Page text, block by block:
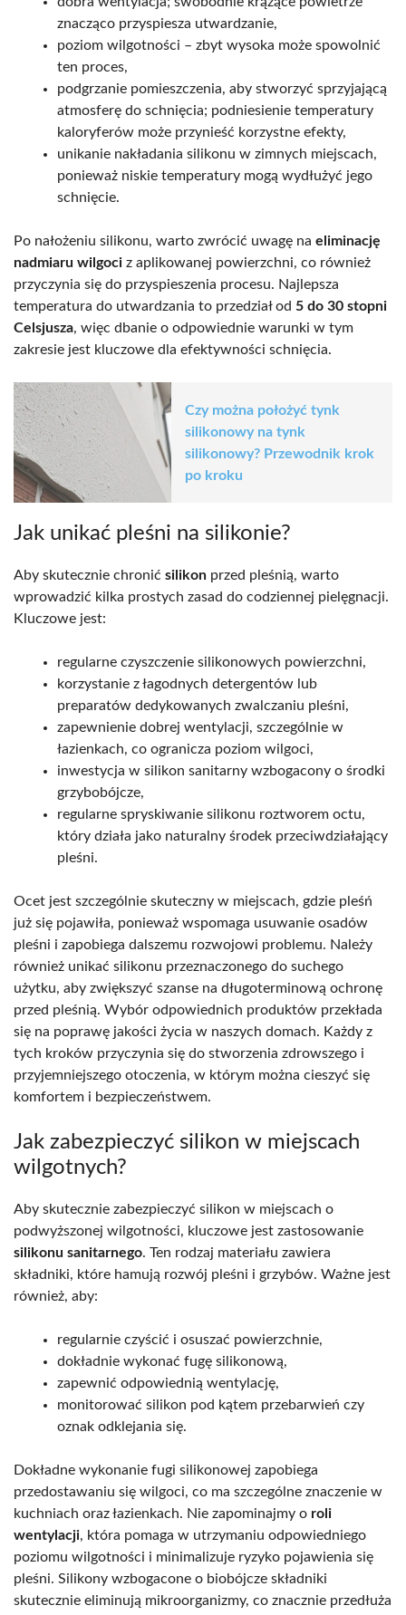
znacząco przyspiesza utwardzanie,
poziom wilgotności – zbyt wysoka może spowolnić
ten proces,
podgrzanie pomieszczenia, aby stworzyć sprzyjającą
atmosferę do schnięcia; podniesienie temperatury
kaloryferów może przynieść korzystne efekty,
unikanie nakładania silikonu w zimnych miejscach,
ponieważ niskie temperatury mogą wydłużyć jego
schnięcie.
Po nałożeniu silikonu, warto zwrócić uwagę na eliminację
nadmiaru wilgoci z aplikowanej powierzchni, co również
przyczynia się do przyspieszenia procesu. Najlepsza
temperatura do utwardzania to przedział od 5 do 30 stopni
Celsjusza, więc dbanie o odpowiednie warunki w tym
zakresie jest kluczowe dla efektywności schnięcia.
Czy można położyć tynk
silikonowy na tynk
silikonowy? Przewodnik krok
po kroku
Jak unikać pleśni na silikonie?
Aby skutecznie chronić silikon przed pleśnią, warto
wprowadzić kilka prostych zasad do codziennej pielęgnacji.
Kluczowe jest:
regularne czyszczenie silikonowych powierzchni,
korzystanie z łagodnych detergentów lub
preparatów dedykowanych zwalczaniu pleśni,
zapewnienie dobrej wentylacji, szczególnie w
łazienkach, co ogranicza poziom wilgoci,
inwestycja w silikon sanitarny wzbogacony o środki
grzybobójcze,
regularne spryskiwanie silikonu roztworem octu,
który działa jako naturalny środek przeciwdziałający
pleśni.
Ocet jest szczególnie skuteczny w miejscach, gdzie pleśń
już się pojawiła, ponieważ wspomaga usuwanie osadów
pleśni i zapobiega dalszemu rozwojowi problemu. Należy
również unikać silikonu przeznaczonego do suchego
użytku, aby zwiększyć szanse na długoterminową ochronę
przed pleśnią. Wybór odpowiednich produktów przekłada
się na poprawę jakości życia w naszych domach. Każdy z
tych kroków przyczynia się do stworzenia zdrowszego i
przyjemniejszego otoczenia, w którym można cieszyć się
komfortem i bezpieczeństwem.
Jak zabezpieczyć silikon w miejscach
wilgotnych?
Aby skutecznie zabezpieczyć silikon w miejscach o
podwyższonej wilgotności, kluczowe jest zastosowanie
silikonu sanitarnego. Ten rodzaj materiału zawiera
składniki, które hamują rozwój pleśni i grzybów. Ważne jest
również, aby:
regularnie czyścić i osuszać powierzchnie,
dokładnie wykonać fugę silikonową,
zapewnić odpowiednią wentylację,
monitorować silikon pod kątem przebarwień czy
oznak odklejania się.
Dokładne wykonanie fugi silikonowej zapobiega
przedostawaniu się wilgoci, co ma szczególne znaczenie w
kuchniach oraz łazienkach. Nie zapominajmy o roli
wentylacji, która pomaga w utrzymaniu odpowiedniego
poziomu wilgotności i minimalizuje ryzyko pojawienia się
pleśni. Silikony wzbogacone o biobójcze składniki
skutecznie eliminują mikroorganizmy, co znacznie przedłuża